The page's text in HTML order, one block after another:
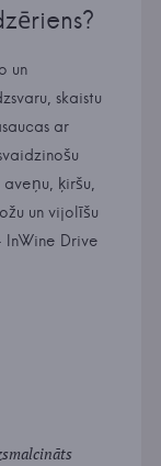
un
skaistu
ar
ķiršu,
un vijolīšu
InWine Drive